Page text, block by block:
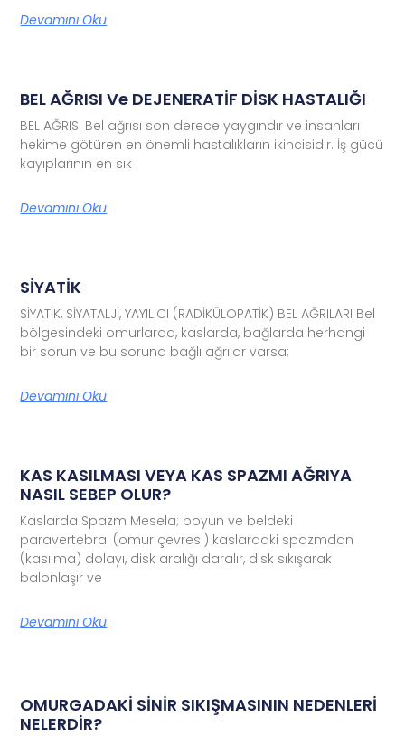
Devamını Oku
BEL AĞRISI Ve DEJENERATİF DİSK HASTALIĞI
BEL AĞRISI Bel ağrısı son derece yaygındır ve insanları
hekime götüren en önemli hastalıkların ikincisidir. İş gücü
kayıplarının en sık
Devamını Oku
SİYATİK
SİYATİK, SİYATALJİ, YAYILICI (RADİKÜLOPATİK) BEL AĞRILARI Bel
bölgesindeki omurlarda, kaslarda, bağlarda herhangi
bir sorun ve bu soruna bağlı ağrılar varsa;
Devamını Oku
KAS KASILMASI VEYA KAS SPAZMI AĞRIYA
NASIL SEBEP OLUR?
Kaslarda Spazm Mesela; boyun ve beldeki
paravertebral (omur çevresi) kaslardaki spazmdan
(kasılma) dolayı, disk aralığı daralır, disk sıkışarak
balonlaşır ve
Devamını Oku
OMURGADAKİ SİNİR SIKIŞMASININ NEDENLERİ
NELERDİR?